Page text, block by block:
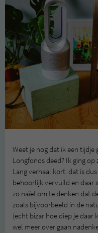
Weet je nog dat ik een
Longfonds deed? Ik ging
Lang verhaal kort: dat is
behoorlijk vervuild en daar
zo naïef om te denken dat
zoals bijvoorbeeld in de
(echt bizar hoe diep je daar
wel meer over gaan